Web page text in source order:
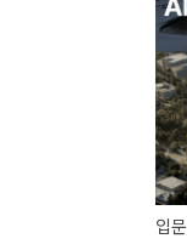
입문